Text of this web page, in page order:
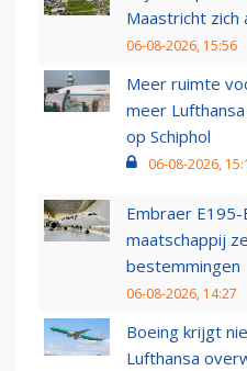
Maastricht zich
06-08-2026, 15:56
Meer ruimte
meer
op Schiphol
06-08-2026,
Embraer E195-
maatschappij
bestemmingen
06-08-2026, 14:27
Boeing krijgt
Lufthansa